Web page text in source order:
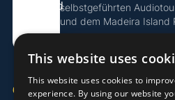
selbstgeführten
und dem Madeira Island
Island Pass entdecken
UNTERNEHMEN
This website uses
This website uses cookies to
experience. By using our website